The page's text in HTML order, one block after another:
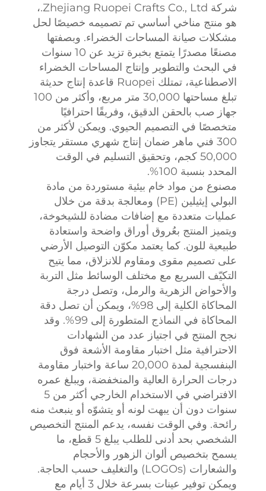
شركة Zhejiang Ruopei Crafts Co., Ltd.،
هو منتج مناخي أساسي تم تصميمه خصيصًا لحل
مشكلات صيانة المساحات الخضراء. وبصفتها
مصنعًا مصدرًا يتمتع بخبرة تزيد عن 10 سنوات
في البحث والتطوير وإنتاج المساحات الخضراء
الاصطناعية، تمتلك Ruopei قاعدة إنتاج حديثة
تبلغ مساحتها 30,000 متر مربع، وأكثر من 100
جهاز صب بالحقن الدقيق، وفريقًا احترافيًا
متخصصًا في التصميم الحيوي. ويمكن لأكثر من
300 فني ماهر ضمان إنتاج شهري مستقر يتجاوز
50,000 كجم، وتحقيق التسليم في الوقت
المحدد بنسبة 100%.
مصنوع من مواد خام بيئية مستوردة من مادة
البولي إيثيلين (PE) ومعالجة بدقة من خلال
عمليات متعددة مع إضافات مضادة للشيخوخة،
ويتميز المنتج بعُروق أوراق واضحة واستعادة
طبيعية للون. كما يعتمد مكوّن التوصيل الأرضي
على تصميم مقوى ومقاوم للانزلاق، مما يتيح
التكيّف السريع مع مختلف الوسائط مثل التربة
والأحواض الزهرية والرمل، وتصل درجة
المحاكاة الكلية إلى 98%، ويمكن أن تصل دقة
المحاكاة في النماذج المتطورة إلى 99%. وقد
نجح المنتج في اجتياز عدد من الشهادات
الاحترافية مثل اختبار مقاومة الأشعة فوق
البنفسجية لمدة 20,000 ساعة واختبار مقاومة
درجات الحرارة العالية والمنخفضة، ويبلغ عمره
الافتراضي في الاستخدام الخارجي أكثر من 5
سنوات دون أن يبهت لونه أو يتشوّه أو ينبعث منه
رائحة. وفي الوقت نفسه، يدعم المنتج التخصيص
الشخصي بحد أدنى للطلب يبلغ 5 قطع، ما
يسمح بتخصيص ألوان الزهور والأحجام
والشعارات (LOGOs) والتغليف حسب الحاجة.
ويمكن توفير عينات بسرعة خلال 3 أيام مع